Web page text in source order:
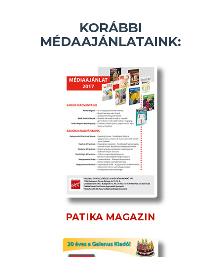
KORÁBBI
MÉDAAJÁNLATAINK:
PATIKA MAGAZIN